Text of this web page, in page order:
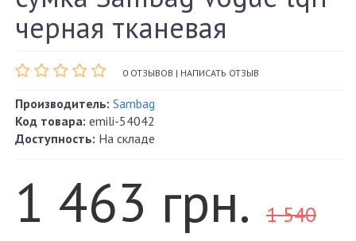
черная тканевая
0 ОТЗЫВОВ | НАПИСАТЬ ОТЗЫВ
Производитель: Sambag
Код товара: emili-54042
Доступность: На складе
1 463 грн. 1 540